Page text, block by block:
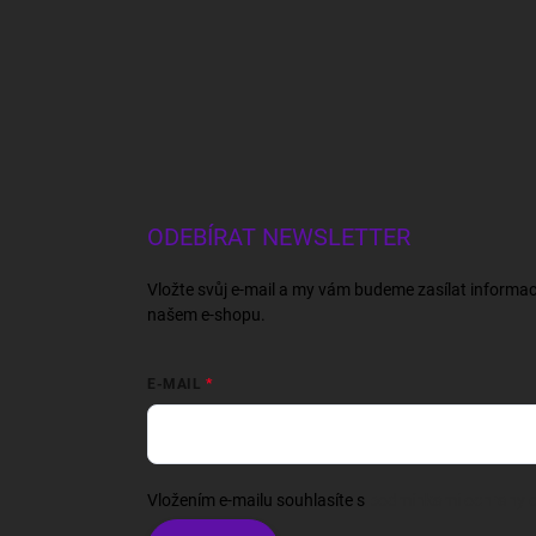
ODEBÍRAT NEWSLETTER
Vložte svůj e-mail a my vám budeme zasílat
našem e-shopu.
E-MAIL
Vložením e-mailu souhlasíte s